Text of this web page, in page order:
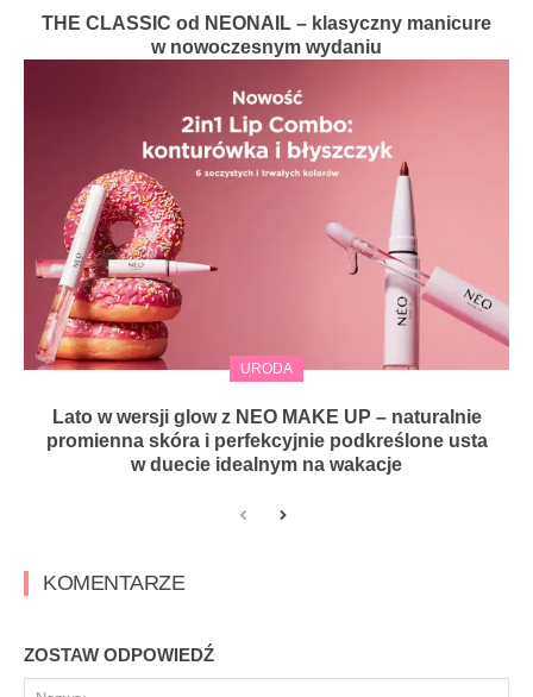
THE CLASSIC od NEONAIL – klasyczny manicure
w nowoczesnym wydaniu
URODA
Lato w wersji glow z NEO MAKE UP – naturalnie
promienna skóra i perfekcyjnie podkreślone usta
w duecie idealnym na wakacje
KOMENTARZE
ZOSTAW ODPOWIEDŹ